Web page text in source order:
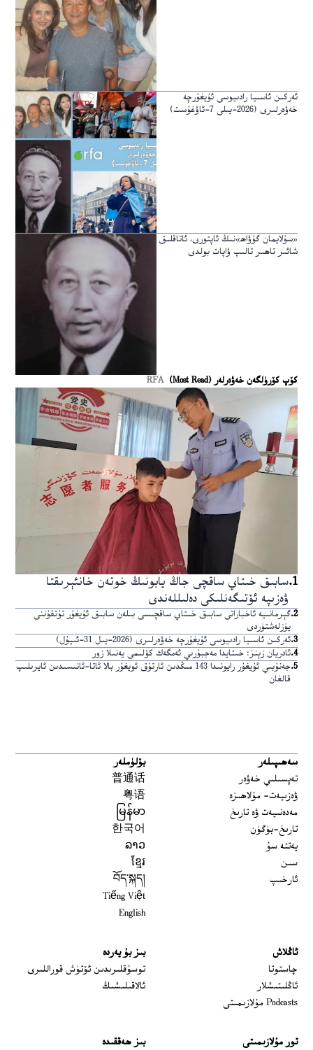
ئەركىن ئاسىيا رادىيوسى ئۇيغۇرچە
خەۋەرلىرى (2026-يىلى 7-ئاۋغۇست)
«سۇلايمان گۇۋاھ»نىڭ ئاپتورى، ئاتاقلىق
شائىر تاھىر تالىپ ۋاپات بولدى
كۆپ كۆرۈلگەن خەۋەرلەر (Most Read) RFA
1
.سابىق خىتاي ساقچى جاڭ يابونىڭ خوتەن خانئېرىقتا
ۋەزىپە ئۆتىگەنلىكى دەلىللەندى
2
.گېرمانىيە ئاخباراتى سابىق خىتاي ساقچىسى بىلەن سابىق ئۇيغۇر تۇتقۇننى
يۈزلەشتۈردى
3
.ئەركىن ئاسىيا رادىيوسى ئۇيغۇرچە خەۋەرلىرى (2026-يىل 31-ئىيۇل)
4
.ئادريان زېنز: خىتايدا مەجبۇرىي ئەمگەك كۆلىمى يەنىلا زور
5
.
جەنۇبىي ئۇيغۇر رايونىدا 143 مىڭدىن ئارتۇق ئويغۇر بالا ئاتا-ئانىسىدىن ئايرىلىپ
قالغان
سەھىپىلەر
تەپسىلىي خەۋەر
ۋەزىيەت- مۇلاھىزە
مەدەنىيەت ۋە تارىخ
تارىخ-بۈگۈن
يەتتە سۇ
سىن
ئارخىپ
بۆلۈملەر
普通话
粤语
မြန်မာ
한국어
ລາວ
ខ្មែរ
བོད་སྐད།
Tiếng Việt
English
ئاڭلاش
چاستوتا
ئاڭلىتىشلار
Podcasts مۇلازىمىتى
بىز بۇ يەردە
توسۇقلىرىدىن ئۆتۈش قوراللىرى
ئالاقىلىشىڭ
تور مۇلازىمىتى بىز ھەققىدە